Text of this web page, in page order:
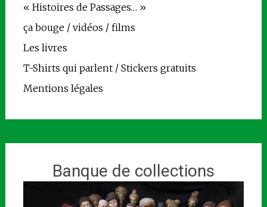
« Histoires de Passages… »
ça bouge / vidéos / films
Les livres
T-Shirts qui parlent / Stickers gratuits
Mentions légales
Banque de collections